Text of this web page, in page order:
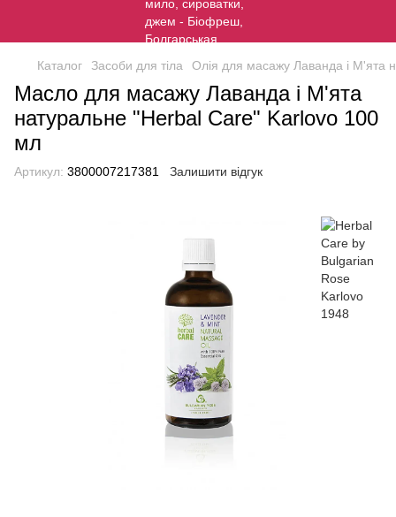
Каталог Засоби для тіла Олія для масажу Лаванда і М'ята
Масло для масажу Лаванда і М'ята
натуральне "Herbal Care" Karlovo 100
мл
Артикул: 3800007217381 Залишити відгук